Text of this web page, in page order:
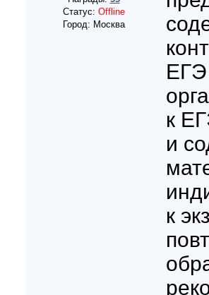
Статус: Offline
Город: Москва
к
и
к